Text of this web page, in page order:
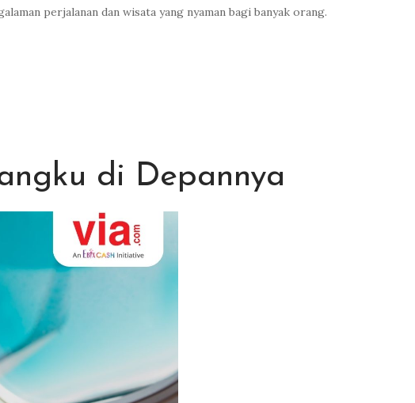
perjalanan dan wisata yang nyaman bagi banyak orang.
di Depannya